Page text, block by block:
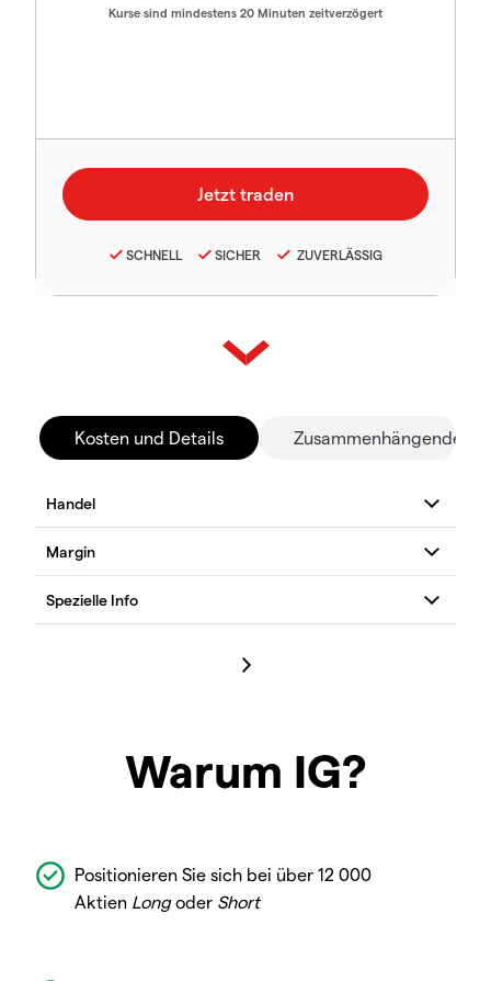
Kurse sind mindestens 20 Minuten zeitverzögert
SCHNELL SICHER ZUVERLÄSSIG
Kosten und Details Zusammenhängende
Warum IG?
Positionieren Sie sich bei über 12 000
Aktien Longoder Short